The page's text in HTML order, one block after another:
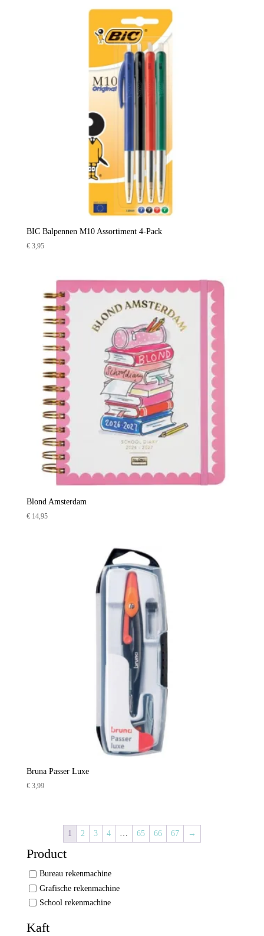
BIC Balpennen M10 Assortiment 4-Pack
€3,95
Blond Amsterdam
€14,95
Bruna Passer Luxe
€3,99
1 2 3 4 … 65 66 67 →
Product
Bureau rekenmachine
Grafische rekenmachine
School rekenmachine
Kaft